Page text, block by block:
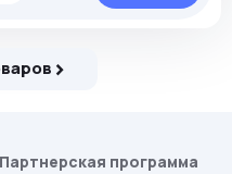
программа